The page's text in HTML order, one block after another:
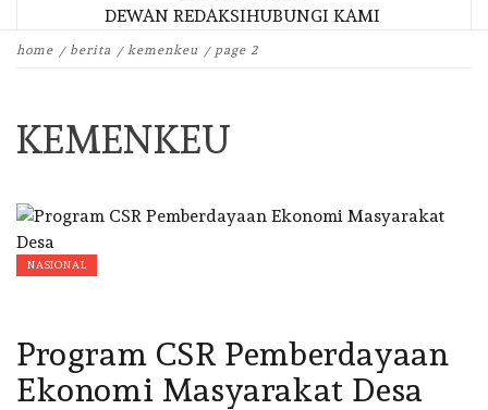
DEWAN REDAKSIHUBUNGI KAMI
home berita kemenkeu page 2
KEMENKEU
NASIONAL
Program CSR Pemberdayaan
Ekonomi Masyarakat Desa